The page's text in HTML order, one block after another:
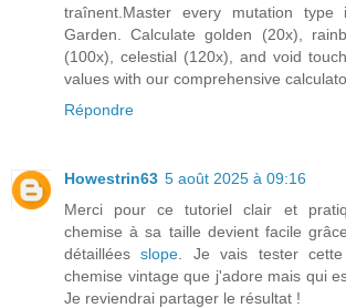
traînent.Master every mutation
Garden. Calculate golden (20x),
(100x), celestial (120x), and void
values with our comprehensive
Répondre
Howestrin63 5 août 2025 à 09:16
Merci pour ce tutoriel clair et
chemise à sa taille devient facile
détailléesslope . Je vais tester
chemise vintage que j'adore mais qui
Je reviendrai partager le résultat !